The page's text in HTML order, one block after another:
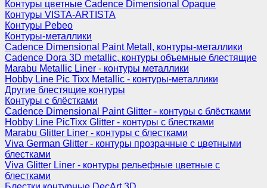
Контуры цветные Cadence Dimensional Opaque
Контуры VISTA-ARTISTA
Контуры Pebeo
Контуры-металлики
Cadence Dimensional Paint Metall, контуры-металлики
Cadence Dora 3D metallic, контуры объемные блестящие
Marabu Metallic Liner - контуры металлики
Hobby Line Pic Tixx Metallic - контуры-металлики
Другие блестящие контуры
Контуры с блёстками
Cadence Dimensional Paint Glitter - контуры с блёстками
Hobby Line PicTixx Glitter - контуры с блестками
Marabu Glitter Liner - контуры с блестками
Viva German Glitter - контуры прозрачные с цветными
блестками
Viva Glitter Liner - контуры рельефные цветные с
блестками